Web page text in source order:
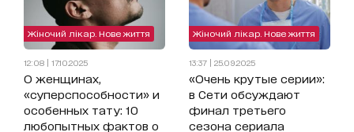
Жіночий лікар. Нове життя
12:08 | 17.10.2025
О женщинах,
«суперспособности» и
особенных тату: 10
любопытных фактов о
Жіночий лікар. Нове життя
13:37 | 25.09.2025
«Очень крутые серии»:
в Сети обсуждают
финал третьего
сезона сериала